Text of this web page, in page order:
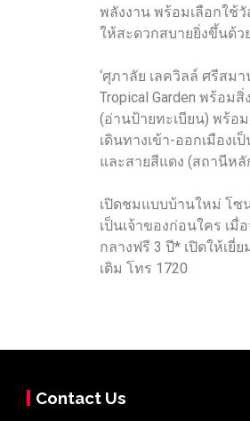
พลังงาน พร้อมเลือกใช้
ให้สะดวกสบายยิ่งขึ้นด้ว
‘ศุภาลัย เลควิลล์ ศรีสม
Tropical Garden พร้อม
(อ่านป้ายทะเบียน) พร้อ
เดินทางเข้า-ออกเมือง
และสายสีแดง (สถานีห
เปิดชมแบบบ้านใหม่ โซ
เป็นเจ้าของก่อนใคร เมื่
กลางฟรี 3 ปี* เปิดให้เยี่
เติม โทร 1720
Contact Us